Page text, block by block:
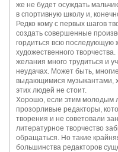
же не будет осуждать
в спортивную школу и,
Редко кому с первых шагов
создать совершенные
гордиться всю последующую
художественного
желания много трудиться и
неудачах. Может быть,
выдающимися музыкантами,
этих людей не стоит.
Хорошо, если этим молодым
прозорливые редакторы,
творения и не советовали
литературное творчество
обращаться. Но такие
большинства редакторов